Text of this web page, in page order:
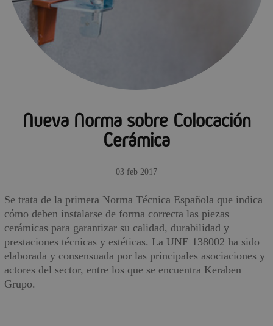
Nueva Norma sobre Colocación
Cerámica
03 feb 2017
Se trata de la primera Norma Técnica Española que indica
cómo deben instalarse de forma correcta las piezas
cerámicas para garantizar su calidad, durabilidad y
prestaciones técnicas y estéticas. La UNE 138002 ha sido
elaborada y consensuada por las principales asociaciones y
actores del sector, entre los que se encuentra Keraben
Grupo.